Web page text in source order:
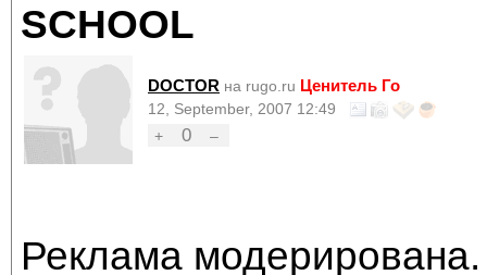
SCHOOL
DOCTOR на rugo.ru Ценитель Го
12, September, 2007 12:49
+
0 –
Реклама